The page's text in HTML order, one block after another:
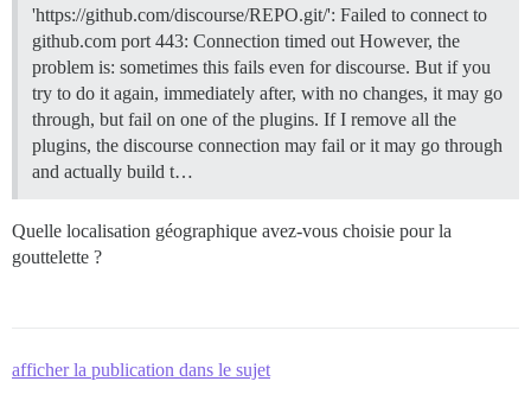
'https://github.com/discourse/REPO.git/': Failed to connect to
github.com port 443: Connection timed out However, the
problem is: sometimes this fails even for discourse. But if you
try to do it again, immediately after, with no changes, it may go
through, but fail on one of the plugins. If I remove all the
plugins, the discourse connection may fail or it may go through
and actually build t…
Quelle localisation géographique avez-vous choisie pour la
gouttelette ?
afficher la publication dans le sujet